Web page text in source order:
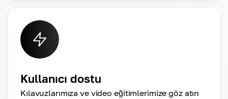
Kullanıcı dostu
Kılavuzlarımıza ve video eğitimlerimize göz atın